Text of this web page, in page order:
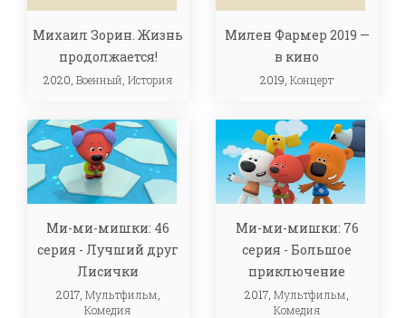
Михаил Зорин. Жизнь
продолжается!
2020, Военный, История
Милен Фармер 2019 —
в кино
2019,Концерт
Ми-ми-мишки: 46
серия - Лучший друг
Лисички
2017, Мультфильм
Комедия
Ми-ми-мишки: 76
серия - Большое
приключение
2017,Мультфильм
Комедия